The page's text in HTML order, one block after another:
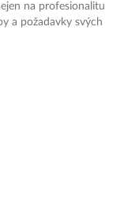
na profesionalitu
a požadavky svých